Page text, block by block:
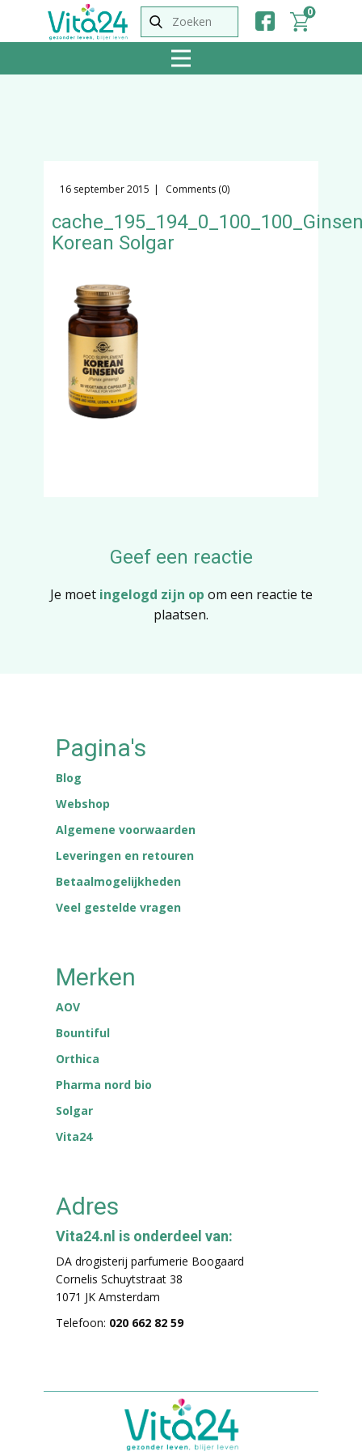
0
16 september 2015 Comments (0)
Korean Solgar
Geef een reactie
Je moet ingelogd zijn op om een reactie te
plaatsen.
Pagina's
Blog
Webshop
Algemene voorwaarden
Leveringen en retouren
Betaalmogelijkheden
Veel gestelde vragen
Merken
AOV
Bountiful
Orthica
Pharma nord bio
Solgar
Vita24
Adres
Vita24.nl is onderdeel van:
DA drogisterij parfumerie Boogaard
Cornelis Schuytstraat 38
1071 JK Amsterdam
Telefoon: 020 662 82 59